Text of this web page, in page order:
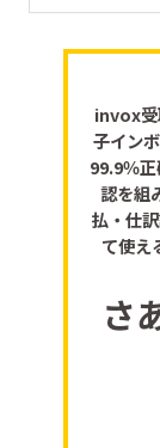
invox受
子イン
99.9％
認を組
払・仕
て使え
さ